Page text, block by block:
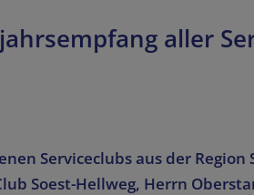
aller
Serviceclubs aus der Region
Soest-Hellweg, Herrn